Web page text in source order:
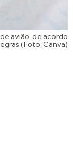
avião, de acordo
(Foto: Canva)